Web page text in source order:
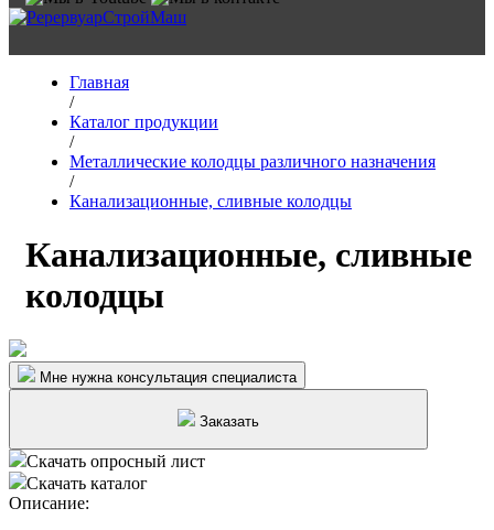
Главная
/
Каталог продукции
/
Металлические колодцы различного назначения
/
Канализационные, сливные колодцы
Канализационные, сливные
колодцы
Мне нужна консультация специалиста
Заказать
Скачать опросный лист
Скачать каталог
Описание: